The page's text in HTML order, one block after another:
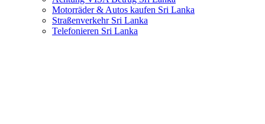
Motorräder & Autos kaufen Sri Lanka
Straßenverkehr Sri Lanka
Telefonieren Sri Lanka